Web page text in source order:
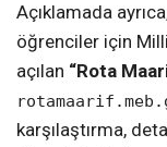
Açıklamada
öğrenciler için
açılan “Rota
karşılaştırma,